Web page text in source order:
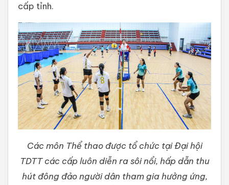
cấp tỉnh.
Các môn Thể thao được tổ chức tại Đại hội
TDTT các cấp luôn diễn ra sôi nổi, hấp dẫn thu
hút đông đảo người dân tham gia hưởng ứng,